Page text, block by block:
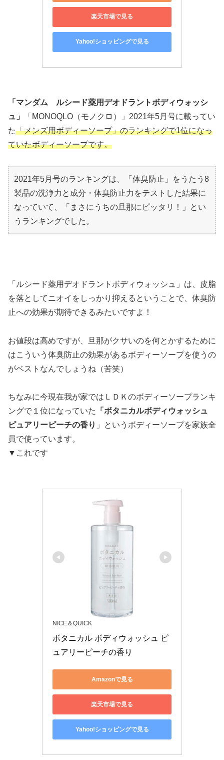
楽天市場で見る
Yahoo!ショッピングで見る
「マンダム ルシード薬用デオドラントボディウォッシ
ュ」
「MONOQLO（モノクロ）」2021年5月号に載ってい
た「メンズ用ボディーソープ」のランキングで1位になっ
ていたボディーソープです。
2021年5月号のランキングは、「体臭防止」をうたう8
製品の洗浄力と成分・体臭防止力をテストした結果に
なっていて、「まさにうちの旦那にピッタリ！」とい
うランキングでした。
「ルシード薬用デオドラントボディウォッシュ」は、皮脂
を落としてニオイをしっかり抑えるということで、体臭防
止への効果が期待できるみたいですよ！
お値段は高めですが、旦那がクサいのを何とかするために
はこういう体臭防止の効果があるボディーソープを使うの
がベストなんでしょうね（苦笑）
ちなみに今現在我が家ではＬＤＫのボディーソープランキ
ングで１位になっていた
「ボタニカルボディウォッシュ
ピュアリーピーチの香り 」というボディーソープを家族全
員で使っています。
▼これです
NICE＆QUICK
ボタニカル ボディウォッシュ ピ
ュアリーピーチの香り
Amazonで見る
楽天市場で見る
Yahoo!ショッピングで見る